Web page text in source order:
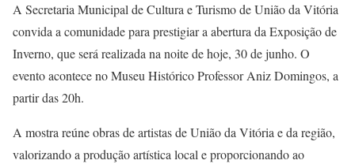
A Secretaria Municipal de Cultura e Turismo de União da Vitória
convida a comunidade para prestigiar a abertura da Exposição de
Inverno, que será realizada na noite de hoje, 30 de junho. O
evento acontece no Museu Histórico Professor Aniz Domingos, a
partir das 20h.
A mostra reúne obras de artistas de União da Vitória e da região,
valorizando a produção artística local e proporcionando ao